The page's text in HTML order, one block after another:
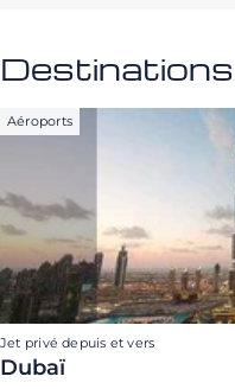
Destinations
Aéroports
Jet privé depuis et vers
Dubaï